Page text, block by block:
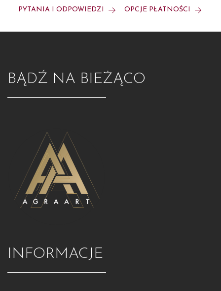
PYTANIA I ODPOWIEDZI OPCJE PŁATNOŚCI
BĄDŹ NA BIEŻĄCO
INFORMACJE